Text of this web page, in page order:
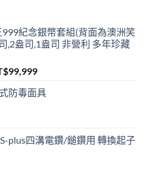
紀念銀幣套組(背面為澳洲笑
,2盎司,1盎司 非營利 多年珍藏
99,999目
價
防毒面具
plus四溝電鑽/鎚鑽用 轉換起子